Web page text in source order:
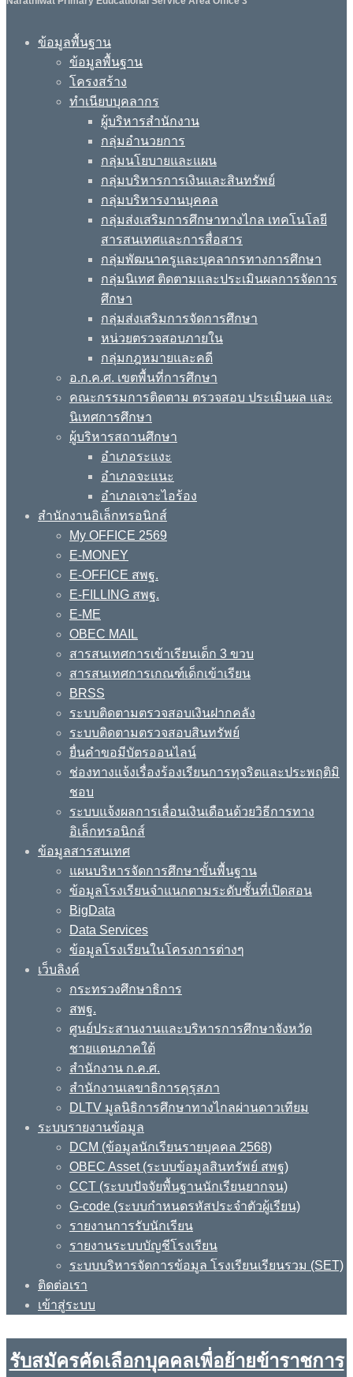
ข้อมูลพื้นฐาน
ข้อมูลพื้นฐาน
โครงสร้าง
ทำเนียบบุคลากร
ผู้บริหารสำนักงาน
กลุ่มอำนวยการ
กลุ่มนโยบายและแผน
กลุ่มบริหารการเงินและสินทรัพย์
กลุ่มบริหารงานบุคคล
กลุ่มส่งเสริมการศึกษาทางไกล เทคโนโลยี
สารสนเทศและการสื่อสาร
กลุ่มพัฒนาครูและบุคลากรทางการศึกษา
กลุ่มนิเทศ ติดตามและประเมินผลการจัดการ
ศึกษา
กลุ่มส่งเสริมการจัดการศึกษา
หน่วยตรวจสอบภายใน
กลุ่มกฎหมายและคดี
อ.ก.ค.ศ. เขตพื้นที่การศึกษา
คณะกรรมการติดตาม ตรวจสอบ ประเมินผล และ
นิเทศการศึกษา
ผู้บริหารสถานศึกษา
อำเภอระแงะ
อำเภอจะแนะ
อำเภอเจาะไอร้อง
สำนักงานอิเล็กทรอนิกส์
My OFFICE 2569
E-MONEY
E-OFFICE สพฐ.
E-FILLING สพฐ.
E-ME
OBEC MAIL
สารสนเทศการเข้าเรียนเด็ก 3 ขวบ
สารสนเทศการเกณฑ์เด็กเข้าเรียน
BRSS
ระบบติดตามตรวจสอบเงินฝากคลัง
ระบบติดตามตรวจสอบสินทรัพย์
ยื่นคำขอมีบัตรออนไลน์
ช่องทางแจ้งเรื่องร้องเรียนการทุจริตและประพฤติมิ
ชอบ
ระบบแจ้งผลการเลื่อนเงินเดือนด้วยวิธีการทาง
อิเล็กทรอนิกส์
ข้อมูลสารสนเทศ
แผนบริหารจัดการศึกษาขั้นพื้นฐาน
ข้อมูลโรงเรียนจำแนกตามระดับชั้นที่เปิดสอน
BigData
Data Services
ข้อมูลโรงเรียนในโครงการต่างๆ
เว็บลิงค์
กระทรวงศึกษาธิการ
สพฐ.
ศูนย์ประสานงานและบริหารการศึกษาจังหวัด
ชายแดนภาคใต้
สำนักงาน ก.ค.ศ.
สำนักงานเลขาธิการคุรุสภา
DLTV มูลนิธิการศึกษาทางไกลผ่านดาวเทียม
ระบบรายงานข้อมูล
DCM (ข้อมูลนักเรียนรายบุคคล 2568)
OBEC Asset (ระบบข้อมูลสินทรัพย์ สพฐ)
CCT (ระบบปัจจัยพื้นฐานนักเรียนยากจน)
G-code (ระบบกำหนดรหัสประจำตัวผู้เรียน)
รายงานการรับนักเรียน
รายงานระบบบัญชีโรงเรียน
ระบบบริหารจัดการข้อมูล โรงเรียนเรียนรวม (SET)
ติดต่อเรา
เข้าสู่ระบบ
รับสมัครคัดเลือกบุคคลเพื่อย้ายข้าราชการ